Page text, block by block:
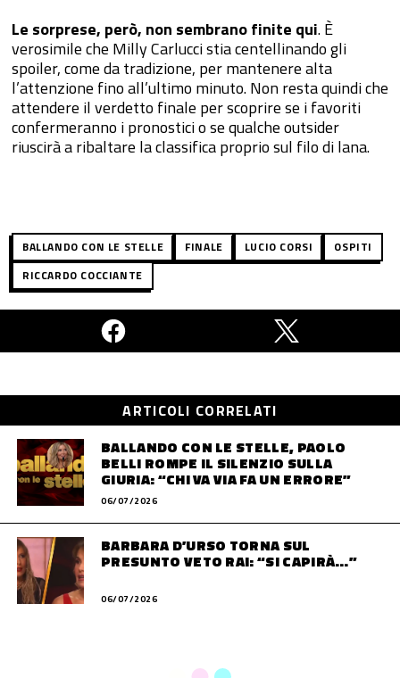
Le sorprese, però, non sembrano finite qui. È
verosimile che Milly Carlucci stia centellinando gli
spoiler, come da tradizione, per mantenere alta
l’attenzione fino all’ultimo minuto. Non resta quindi che
attendere il verdetto finale per scoprire se i favoriti
confermeranno i pronostici o se qualche outsider
riuscirà a ribaltare la classifica proprio sul filo di lana.
BALLANDO CON LE STELLE FINALE LUCIO CORSI
OSPITI
RICCARDO COCCIANTE
ARTICOLI CORRELATI
BALLANDO CON LE STELLE, PAOLO
BELLI ROMPE IL SILENZIO SULLA
GIURIA: “CHI VA VIA FA UN ERRORE”
06/07/2026
BARBARA D’URSO TORNA SUL
PRESUNTO VETO RAI: “SI CAPIRÀ…”
06/07/2026